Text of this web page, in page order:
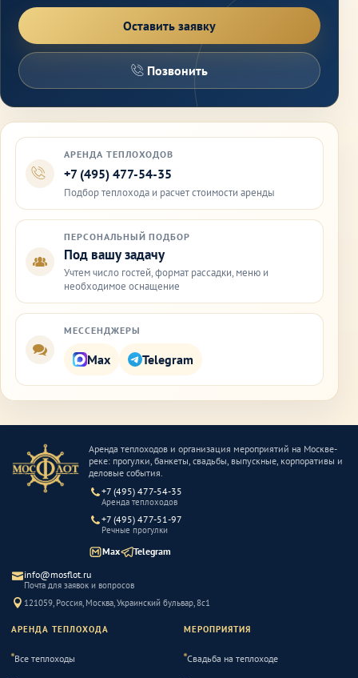
Оставить заявку
Позвонить
АРЕНДА ТЕПЛОХОДОВ
+7 (495) 477-54-35
Подбор теплохода и расчет стоимости аренды
ПЕРСОНАЛЬНЫЙ ПОДБОР
Под вашу задачу
Учтем число гостей, формат рассадки, меню и
необходимое оснащение
МЕССЕНДЖЕРЫ
Max Telegram
Аренда теплоходов и организация мероприятий на Москве-
реке: прогулки, банкеты, свадьбы, выпускные, корпоративы и
деловые события.
+7 (495) 477-54-35
Аренда теплоходов
+7 (495) 477-51-97
Речные прогулки
info@mosflot.ru
Почта для заявок и вопросов
121059, Россия, Москва, Украинский бульвар, 8с1
Max Telegram
АРЕНДА ТЕПЛОХОДА
Все теплоходы
МЕРОПРИЯТИЯ
Свадьба на теплоходе